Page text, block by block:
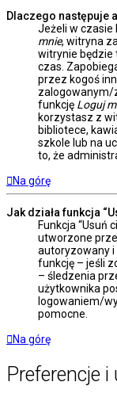
Dlaczego następuje
Jeżeli w czasie
mnie, witryna
witrynie będzie
czas.
przez kogoś
zalogowanym/
funkcję Loguj
korzystasz z
bibliotece,
szkole lub na
to, że
Na górę
Jak działa funkcja
Funkcja “Usuń
utworzone
autoryzowany i
funkcję – jeśli
– śledzenia
użytkownika
logowaniem/
pomocne.
Na górę
Preferencje